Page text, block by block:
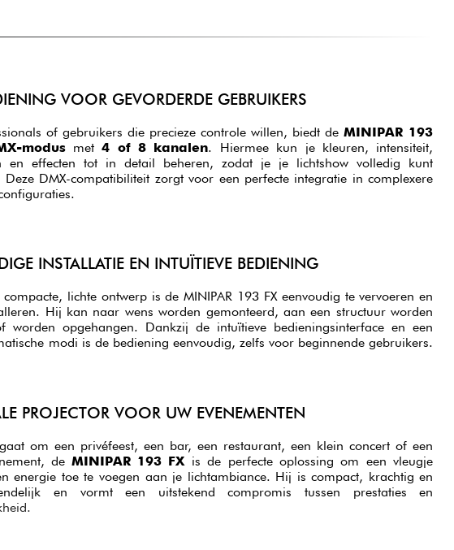
VOOR GEVORDERDE GEBRUIKERS
of gebruikers die precieze controle willen, biedt deMINIPAR 193
modus met4 of 8 kanalen. Hiermee kun je kleuren, intensiteit,
en effecten tot in detail beheren, zodat je je lichtshow volledig kunt
Deze DMX-compatibiliteit zorgt voor een perfecte integratie in complexere
INSTALLATIE EN INTUÏTIEVE BEDIENING
lichte ontwerp is de MINIPAR 193 FX eenvoudig te vervoeren en
Hij kan naar wens worden gemonteerd, aan een structuur worden
worden opgehangen. Dankzij de intuïtieve bedieningsinterface en een
modi is de bediening eenvoudig, zelfs voor beginnende gebruikers.
PROJECTOR VOOR UW EVENEMENTEN
om een privéfeest, een bar, een restaurant, een klein concert of een
deMINIPAR 193 FXis de perfecte oplossing om een vleugje
energie toe te voegen aan je lichtambiance. Hij is compact, krachtig en
en vormt een uitstekend compromis tussen prestaties en